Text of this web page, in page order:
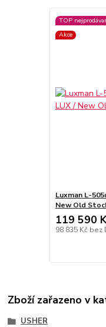
TOP
Akce
Luxman L-
New Old
119 590
98 835 Kč bez
Zboží zařazeno v
USHER